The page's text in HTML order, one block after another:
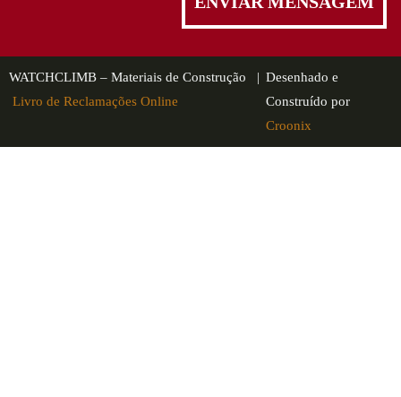
WATCHCLIMB – Materiais de Construção |
Livro de Reclamações Online
Desenhado e
Construído por
Croonix